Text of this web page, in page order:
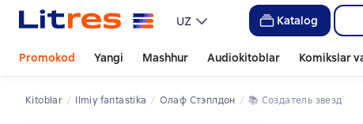
UZ Katalog
Promokod Yangi Mashhur Audiokitoblar Komikslar
Kitoblar ilmiy fantastika Олаф Стэплдон 📚 Создатель звезд